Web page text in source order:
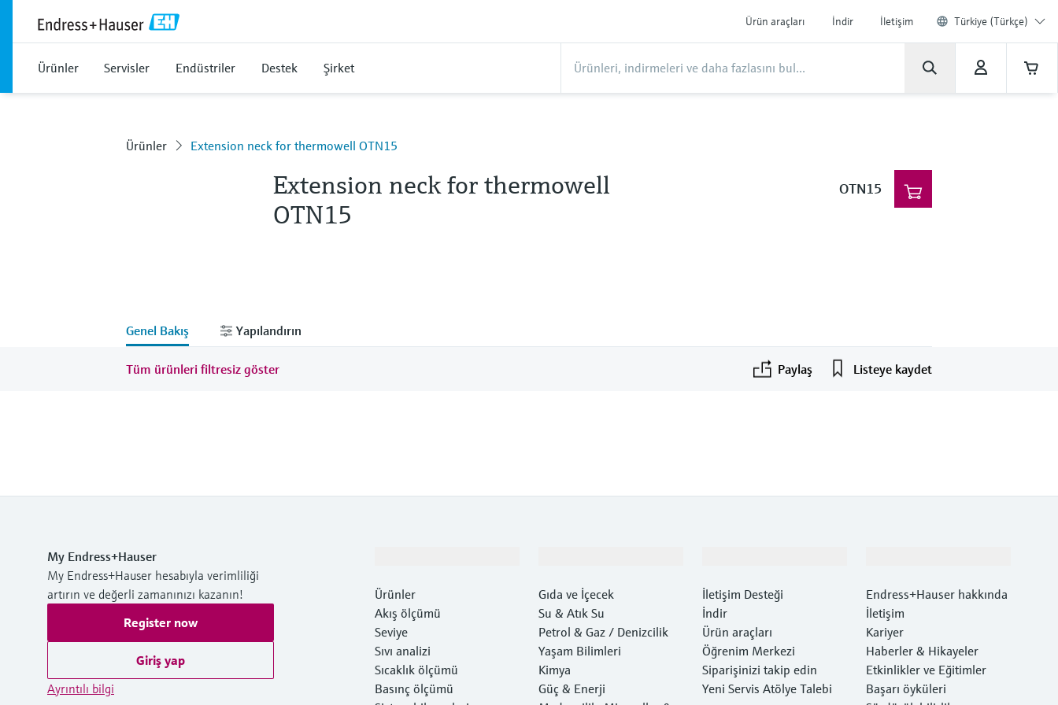
Ürün araçları İndir İletişim Türkiye (Türkçe)
Ürünler Servisler Endüstriler Destek Şirket
Ürünler Extension neck for thermowell OTN15
Extension neck for thermowell
OTN15
OTN15
Genel Bakış Yapılandırın
Tüm ürünleri filtresiz göster Paylaş Listeye kaydet
My Endress+Hauser
My Endress+Hauser hesabıyla verimliliği
artırın ve değerli zamanınızı kazanın!
Register now
Giriş yap
Ayrıntılı bilgi
Ürünler
Akış ölçümü
Seviye
Sıvı analizi
Sıcaklık ölçümü
Basınç ölçümü
Gıda ve İçecek
Su & Atık Su
Petrol & Gaz / Denizcilik
Yaşam Bilimleri
Kimya
Güç & Enerji
İletişim Desteği
İndir
Ürün araçları
Öğrenim Merkezi
Siparişinizi takip edin
Yeni Servis Atölye Talebi
Endress+Hauser hakkında
İletişim
Kariyer
Haberler & Hikayeler
Etkinlikler ve Eğitimler
Başarı öyküleri